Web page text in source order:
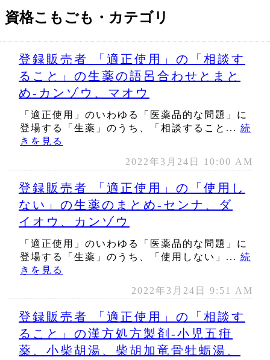
資格こもごも・カテゴリ
登録販売者 「適正使用」の「相談す
ること」の生薬の語呂合わせとまと
め‐カンゾウ、マオウ
「適正使用」のいわゆる「医薬品的な問題」に
登場する「生薬」のうち、「相談すること... 続
きを見る
2022年3月24日 10:00 AM
登録販売者 「適正使用」の「使用し
ない」の生薬のまとめ‐センナ、ダ
イオウ、カンゾウ
「適正使用」のいわゆる「医薬品的な問題」に
登場する「生薬」のうち、「使用しない」... 続
きを見る
2022年3月24日 9:51 AM
登録販売者 「適正使用」の「相談す
ること」の漢方処方製剤‐小児五疳
薬、小柴胡湯、柴胡加竜骨牡蛎湯、